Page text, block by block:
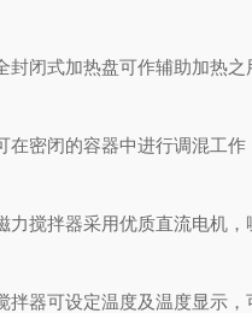
闭式加热盘可作辅助加热之
密闭的容器中进行调混工作
搅拌器采用优质直流电机，
器可设定温度及温度显示，